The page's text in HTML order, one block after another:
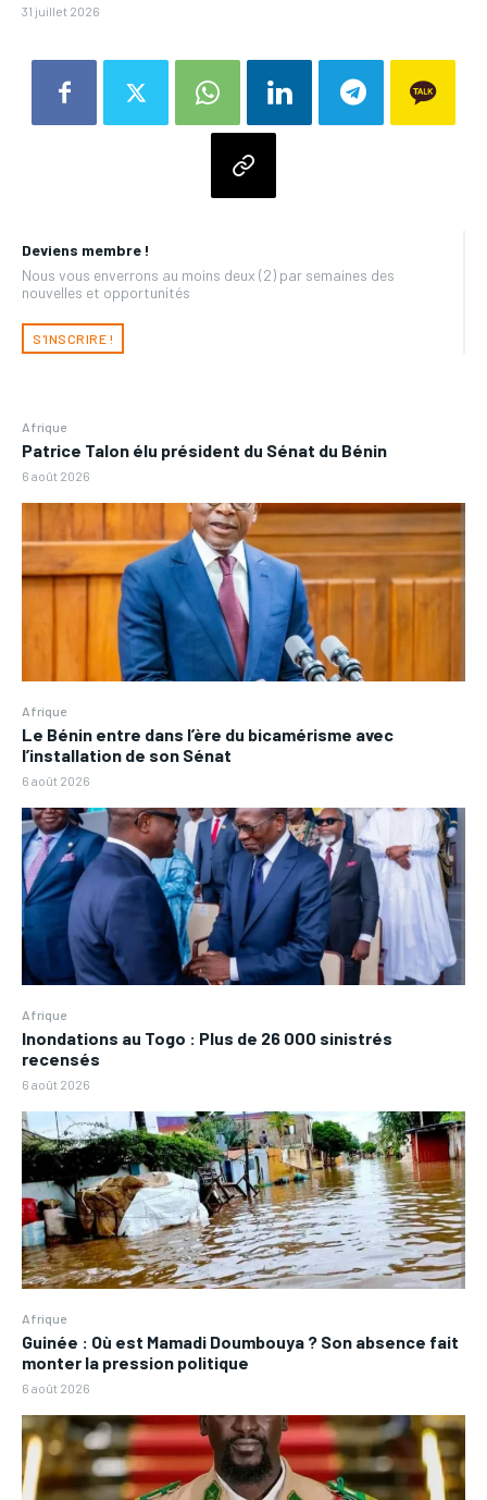
Deviens membre !
Nous vous enverrons au moins deux (2) par semaines des
nouvelles et opportunités
S'INSCRIRE !
Afrique
Patrice Talon élu président du Sénat du Bénin
6 août 2026
Afrique
Le Bénin entre dans l’ère du bicamérisme avec
l’installation de son Sénat
6 août 2026
Afrique
Inondations au Togo : Plus de 26 000 sinistrés
recensés
6 août 2026
Afrique
Guinée : Où est Mamadi Doumbouya ? Son absence fait
monter la pression politique
6 août 2026
31 juillet 2026